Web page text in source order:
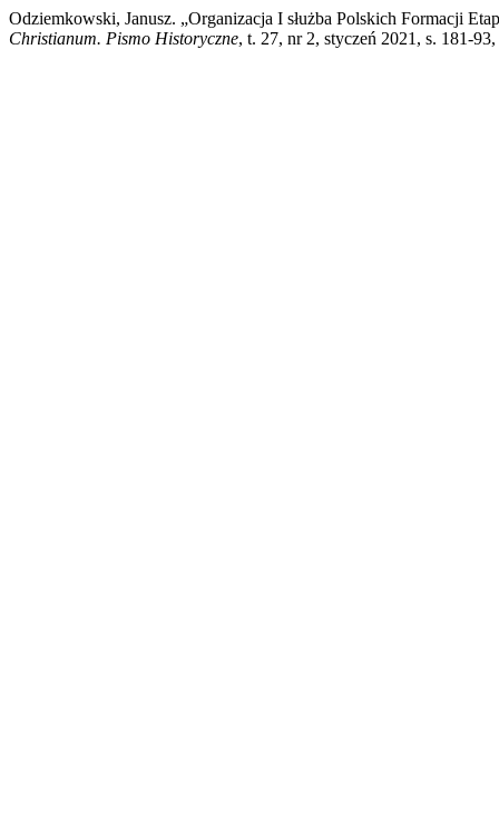
Odziemkowski, Janusz. „Organizacja I służba Polskich Formacji
Christianum. Pismo Historyczne, t. 27, nr 2, styczeń 2021, s. 181-